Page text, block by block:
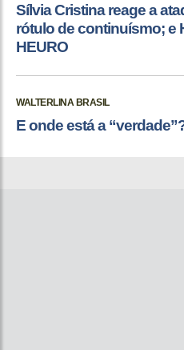
Sílvia Cristina reage a
rótulo de continuísmo; e
HEURO
WALTERLINA BRASIL
E onde está a